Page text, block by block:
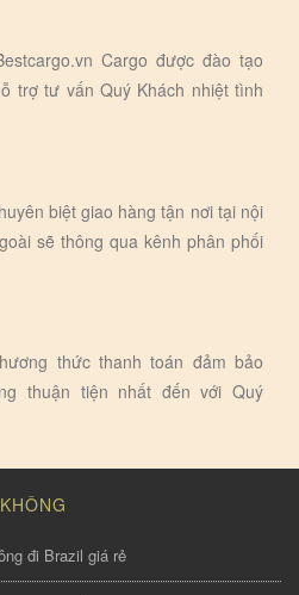
Cargo được đào tạo
trợ tư vấn Quý Khách nhiệt tình
biệt giao hàng tận nơi tại nội
sẽ thông qua kênh phân phối
thức thanh toán đảm bảo
thuận tiện nhất đến với Quý
đi Brazil giá rẻ